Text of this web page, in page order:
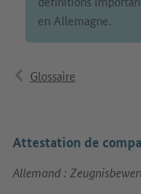
en Allemagne.
Glossaire
Attestation de
Allemand :